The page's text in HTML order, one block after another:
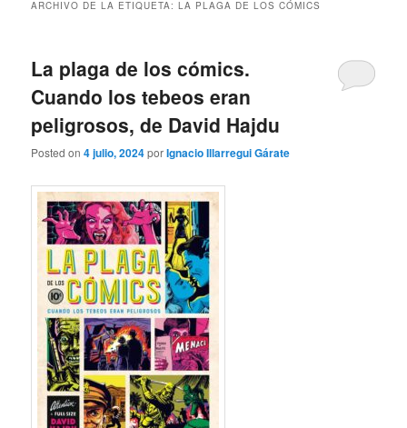
ARCHIVO DE LA ETIQUETA:LA PLAGA DE LOS CÓMICS
La plaga de los cómics.
Cuando los tebeos eran
peligrosos, de David Hajdu
Posted on4 julio, 2024porIgnacio Illarregui Gárate